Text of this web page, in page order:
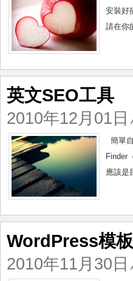
安裝好
請在你
英文SEO工具
2010年12月01日
簡單
Finder
應該是
WordPress模
2010年11月30日